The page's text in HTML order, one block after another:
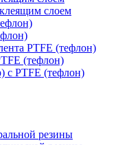
слоем
PTFE (тефлон)
(тефлон)
с PTFE (тефлон)
резины